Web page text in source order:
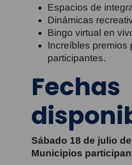
Espacios de
Dinámicas
Bingo virtual en
Increíbles premios
participantes.
Fechas
Sábado 18 de julio
Municipios